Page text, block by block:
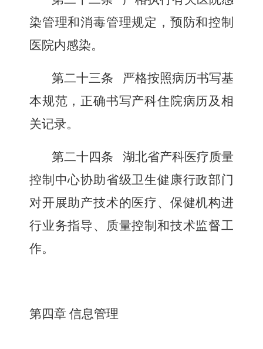
染管理和消毒管理规定，预防和控制
医院内感染。
第二十三条
严格按照病历书写基
本规范，正确书写产科住院病历及相
关记录。
第二十四条
湖北省产科医疗质量
控制中心协助省级卫生健康行政部门
对开展助产技术的医疗、保健机构进
行业务指导、质量控制和技术监督工
作。
第四章 信息管理